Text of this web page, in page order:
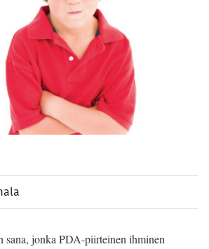
sana, jonka PDA-piirteinen ihminen